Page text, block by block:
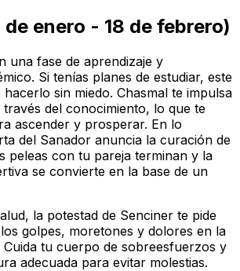
enero - 18 de febrero)
una fase de aprendizaje y
Si tenías planes de estudiar, este
sin miedo. Chasmal te impulsa
del conocimiento, lo que te
ascender y prosperar. En lo
del Sanador anuncia la curación de
peleas con tu pareja terminan y la
se convierte en la base de un
la potestad de Senciner te pide
golpes, moretones y dolores en la
tu cuerpo de sobreesfuerzos y
adecuada para evitar molestias.